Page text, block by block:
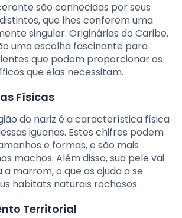
são conhecidas por seus
que lhes conferem uma
singular. Originárias do Caribe,
uma escolha fascinante para
que podem proporcionar os
que elas necessitam.
Físicas
do nariz é a característica física
iguanas. Estes chifres podem
e formas, e são mais
machos. Além disso, sua pele vai
marrom, o que as ajuda a se
habitats naturais rochosos.
Territorial